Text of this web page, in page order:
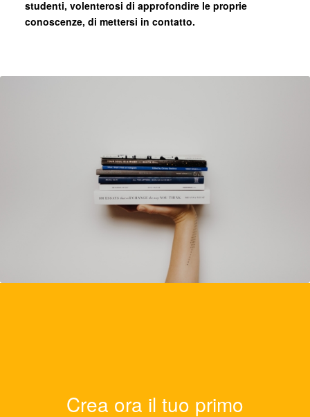
studenti, volenterosi di approfondire le proprie
conoscenze, di mettersi in contatto.
Crea ora il tuo primo